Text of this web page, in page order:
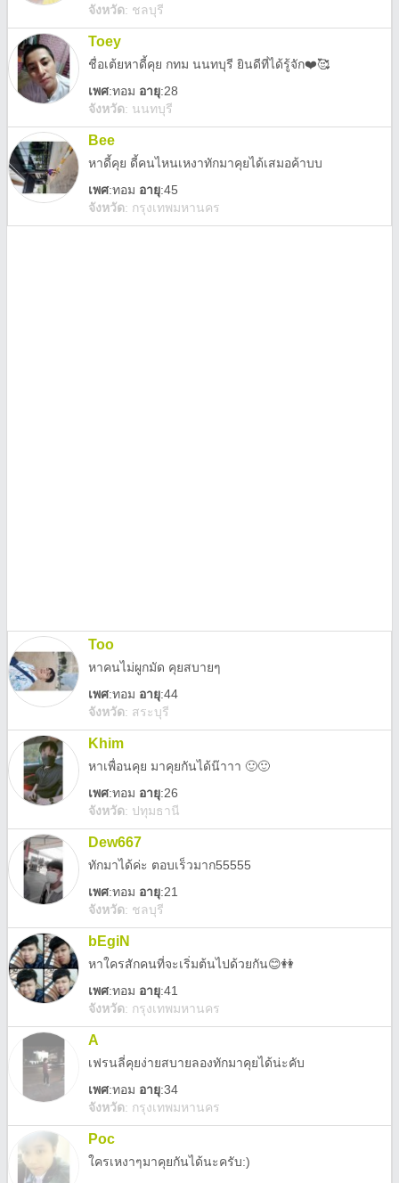
จังหวัด: ชลบุรี
Toey
ชื่อเต้ยหาดี้คุย กทม นนทบุรี ยินดีที่ได้รู้จัก❤️🥰
เพศ:ทอม อายุ:28
จังหวัด: นนทบุรี
Bee
หาดี้คุย ดี้คนไหนเหงาทักมาคุยได้เสมอค้าบบ
เพศ:ทอม อายุ:45
จังหวัด: กรุงเทพมหานคร
Too
หาคนไม่ผูกมัด คุยสบายๆ
เพศ:ทอม อายุ:44
จังหวัด: สระบุรี
Khim
หาเพื่อนคุย มาคุยกันได้น๊าาา 🙂🙂
เพศ:ทอม อายุ:26
จังหวัด: ปทุมธานี
Dew667
ทักมาได้ค่ะ ตอบเร็วมาก55555
เพศ:ทอม อายุ:21
จังหวัด: ชลบุรี
bEgiN
หาใครสักคนที่จะเริ่มต้นไปด้วยกัน😊👭
เพศ:ทอม อายุ:41
จังหวัด: กรุงเทพมหานคร
A
เฟรนลี่คุยง่ายสบายลองทักมาคุยได้น่ะคับ
เพศ:ทอม อายุ:34
จังหวัด: กรุงเทพมหานคร
Poc
ใครเหงาๆมาคุยกันได้นะครับ:)